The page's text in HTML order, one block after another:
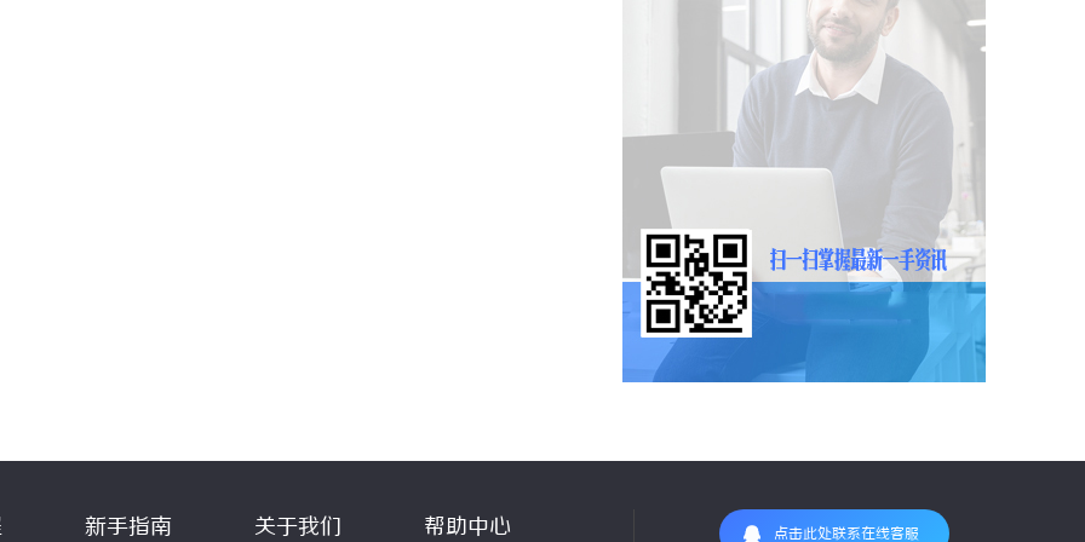
新手指南 关于我们 帮助中心 点击此处联系在线客服